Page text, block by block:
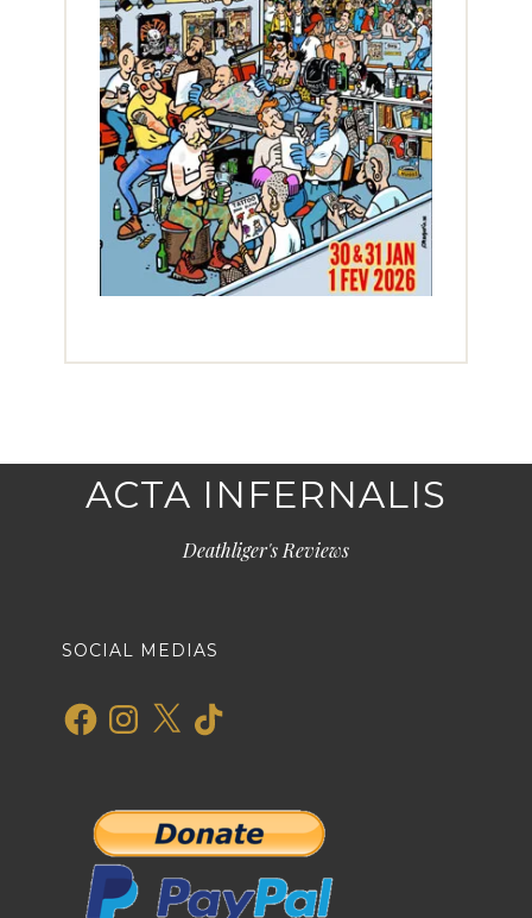
ACTA INFERNALIS
Deathliger's Reviews
SOCIAL MEDIAS
FacebookInstagram
X TikTok